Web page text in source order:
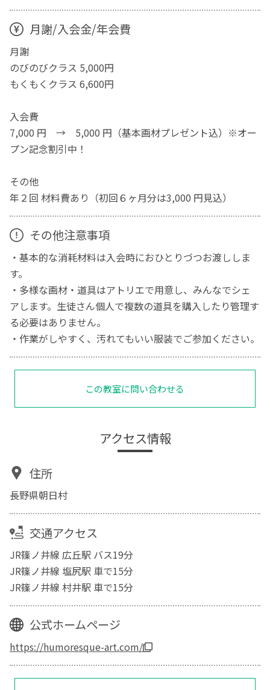
月謝/入会金/年会費
月謝
のびのびクラス 5,000円
もくもくクラス 6,600円
入会費
7,000 円 → 5,000 円（基本画材プレゼント込）※オー
プン記念割引中！
その他
年２回 材料費あり（初回６ヶ月分は3,000 円見込）
その他注意事項
・基本的な消耗材料は入会時におひとりづつお渡ししま
す。
・多様な画材・道具はアトリエで用意し、みんなでシェ
アします。生徒さん個人で複数の道具を購入したり管理す
る必要はありません。
・作業がしやすく、汚れてもいい服装でご参加ください。
この教室に問い合わせる
アクセス情報
住所
長野県朝日村
交通アクセス
JR篠ノ井線 広丘駅 バス19分
JR篠ノ井線 塩尻駅 車で15分
JR篠ノ井線 村井駅 車で15分
公式ホームページ
https://humoresque-art.com/